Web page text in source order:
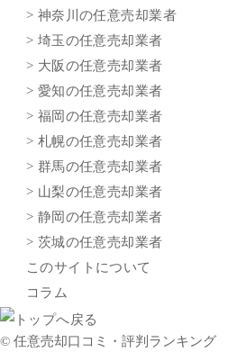
> 神奈川の任意売却業者
> 埼玉の任意売却業者
> 大阪の任意売却業者
> 愛知の任意売却業者
> 福岡の任意売却業者
> 札幌の任意売却業者
> 群馬の任意売却業者
> 山梨の任意売却業者
> 静岡の任意売却業者
> 茨城の任意売却業者
このサイトについて
コラム
© 任意売却口コミ・評判ランキング